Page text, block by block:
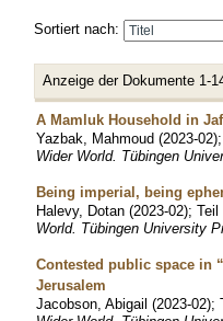
Sortiert nach:
Anzeige der Dokumente 1-
A Mamluk Household in
Yazbak, Mahmoud (2023-02)
Wider World. Tübingen
Being imperial, being
Halevy, Dotan (2023-02); Teil
World. Tübingen University
Contested public space in
Jerusalem
Jacobson, Abigail (2023-02);